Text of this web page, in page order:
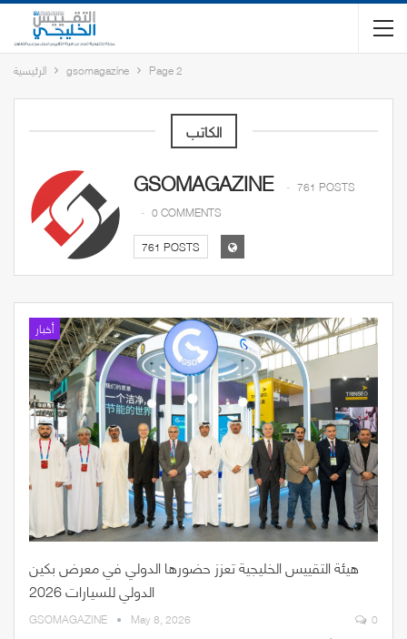
الرئيسية gsomagazine Page 2
الكاتب
GSOMAGAZINE
761 POSTS
0 COMMENTS
761 POSTS
أخبار
هيئة التقييس الخليجية تعزز حضورها الدولي في معرض بكين
الدولي للسيارات 2026
GSOMAGAZINE May 8, 2026 0